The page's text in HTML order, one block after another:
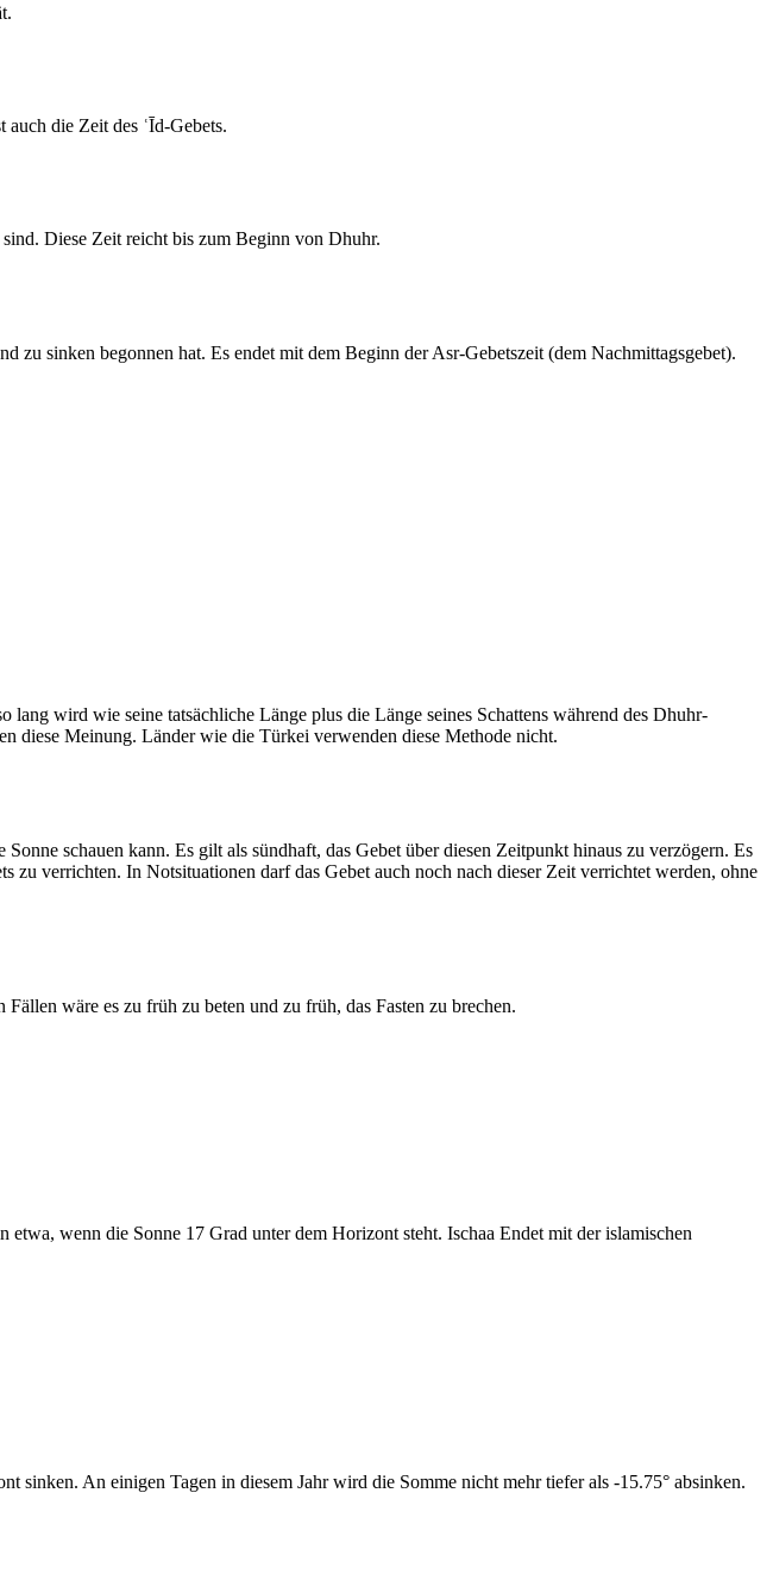
die Zeit des ʿĪd-Gebets.
Diese Zeit reicht bis zum Beginn von Dhuhr.
zu sinken begonnen hat. Es endet mit dem Beginn der Asr-Gebetszeit (dem Nachmittagsgebet).
wird wie seine tatsächliche Länge plus die Länge seines Schattens während des Dhuhr-
diese Meinung. Länder wie die Türkei verwenden diese Methode nicht.
schauen kann. Es gilt als sündhaft, das Gebet über diesen Zeitpunkt hinaus zu verzögern. Es
verrichten. In Notsituationen darf das Gebet auch noch nach dieser Zeit verrichtet werden, ohne
wäre es zu früh zu beten und zu früh, das Fasten zu brechen.
wenn die Sonne 17 Grad unter dem Horizont steht. Ischaa Endet mit der islamischen
sinken. An einigen Tagen in diesem Jahr wird die Somme nicht mehr tiefer als -15.75° absinken.